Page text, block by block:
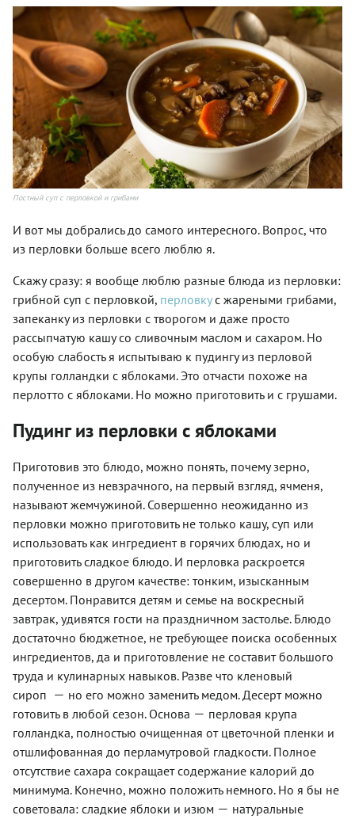
Постный суп с перловкой и грибами
И вот мы добрались до самого интересного. Вопрос, что
из перловки больше всего люблю я.
Скажу сразу: я вообще люблю разные блюда из перловки:
грибной суп с перловкой, перловкус жареными грибами,
запеканку из перловки с творогом и даже просто
рассыпчатую кашу со сливочным маслом и сахаром. Но
особую слабость я испытываю к пудингу из перловой
крупы голландки с яблоками. Это отчасти похоже на
перлотто с яблоками. Но можно приготовить и с грушами.
Пудинг из перловки с яблоками
Приготовив это блюдо, можно понять, почему зерно,
полученное из невзрачного, на первый взгляд, ячменя,
называют жемчужиной. Совершенно неожиданно из
перловки можно приготовить не только кашу, суп или
использовать как ингредиент в горячих блюдах, но и
приготовить сладкое блюдо. И перловка раскроется
совершенно в другом качестве: тонким, изысканным
десертом. Понравится детям и семье на воскресный
завтрак, удивятся гости на праздничном застолье. Блюдо
достаточно бюджетное, не требующее поиска особенных
ингредиентов, да и приготовление не составит большого
труда и кулинарных навыков. Разве что кленовый
сироп — но его можно заменить медом. Десерт можно
готовить в любой сезон. Основа — перловая крупа
голландка, полностью очищенная от цветочной пленки и
отшлифованная до перламутровой гладкости. Полное
отсутствие сахара сокращает содержание калорий до
минимума. Конечно, можно положить немного. Но я бы не
советовала: сладкие яблоки и изюм — натуральные